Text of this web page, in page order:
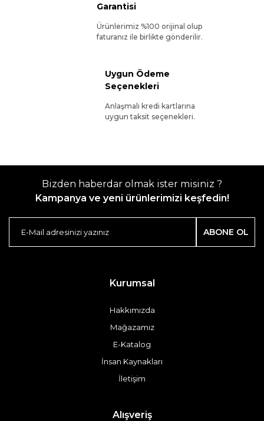
Garantisi
Ürünlerimiz %100 orijinal olup
faturanız ile birlikte gönderilir.
Uygun Ödeme
Seçenekleri
Anlaşmalı kredi kartlarına
uygun taksit seçenekleri.
Bizden haberdar olmak ister misiniz ?
Kampanya ve yeni ürünlerimizi keşfedin!
ABONE OL
Kurumsal
Hakkımızda
Mağazamız
E-Katalog
İnsan Kaynakları
İletişim
Alışveriş